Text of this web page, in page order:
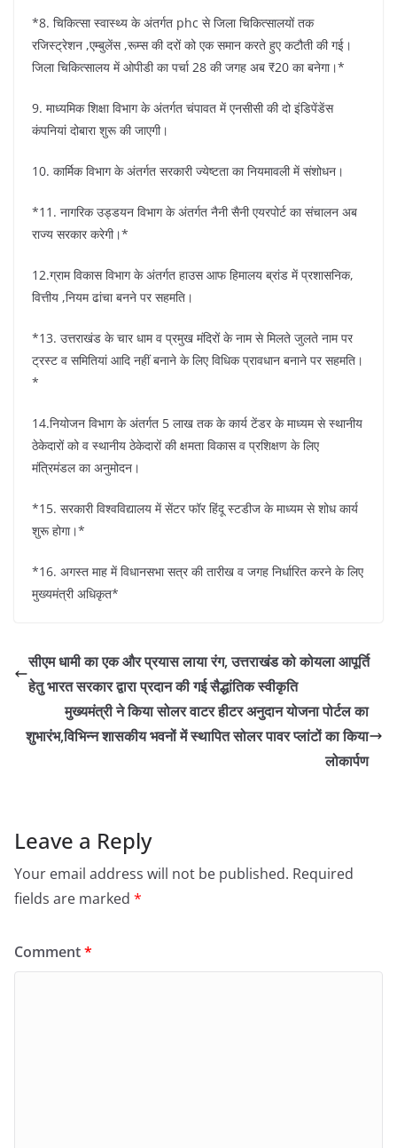
*8. चिकित्सा स्वास्थ्य के अंतर्गत phc से जिला चिकित्सालयों तक
रजिस्ट्रेशन ,एम्बुलेंस ,रूम्स की दरों को एक समान करते हुए कटौती की गई।
जिला चिकित्सालय में ओपीडी का पर्चा 28 की जगह अब ₹20 का बनेगा।*
9. माध्यमिक शिक्षा विभाग के अंतर्गत चंपावत में एनसीसी की दो इंडिपेंडेंस
कंपनियां दोबारा शुरू की जाएगी।
10. कार्मिक विभाग के अंतर्गत सरकारी ज्येष्टता का नियमावली में संशोधन।
*11. नागरिक उड्डयन विभाग के अंतर्गत नैनी सैनी एयरपोर्ट का संचालन अब
राज्य सरकार करेगी।*
12.ग्राम विकास विभाग के अंतर्गत हाउस आफ हिमालय ब्रांड में प्रशासनिक,
वित्तीय ,नियम ढांचा बनने पर सहमति।
*13. उत्तराखंड के चार धाम व प्रमुख मंदिरों के नाम से मिलते जुलते नाम पर
ट्रस्ट व समितियां आदि नहीं बनाने के लिए विधिक प्रावधान बनाने पर सहमति।
*
14.नियोजन विभाग के अंतर्गत 5 लाख तक के कार्य टेंडर के माध्यम से स्थानीय
ठेकेदारों को व स्थानीय ठेकेदारों की क्षमता विकास व प्रशिक्षण के लिए
मंत्रिमंडल का अनुमोदन।
*15. सरकारी विश्वविद्यालय में सेंटर फॉर हिंदू स्टडीज के माध्यम से शोध कार्य
शुरू होगा।*
*16. अगस्त माह में विधानसभा सत्र की तारीख व जगह निर्धारित करने के लिए
मुख्यमंत्री अधिकृत*
सीएम धामी का एक और प्रयास लाया रंग, उत्तराखंड को कोयला आपूर्ति
हेतु भारत सरकार द्वारा प्रदान की गई सैद्धांतिक स्वीकृति
मुख्यमंत्री ने किया सोलर वाटर हीटर अनुदान योजना पोर्टल का
शुभारंभ,विभिन्न शासकीय भवनों में स्थापित सोलर पावर प्लांटों का किया
लोकार्पण
Leave a Reply
Your email address will not be published. Required
fields are marked *
Comment*